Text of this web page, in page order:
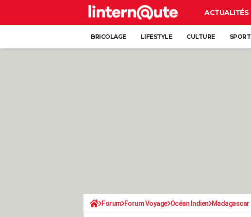
ACTUALITÉS
BRICOLAGE LIFESTYLE CULTURE SPORT
Forum Forum Voyage Océan Indien Madagascar